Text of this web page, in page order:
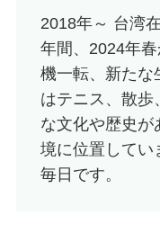
2018年～ 台湾
年間、2024年
機一転、新たな
はテニス、散歩
な文化や歴史が
境に位置してい
毎日です。